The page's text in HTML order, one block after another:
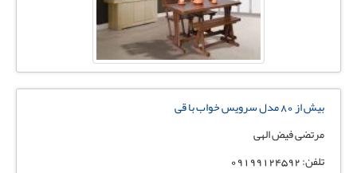
بیش از 80 مدل سرویس خواب با قی
مرتضی فیض الهی
تلفن: 09199124592